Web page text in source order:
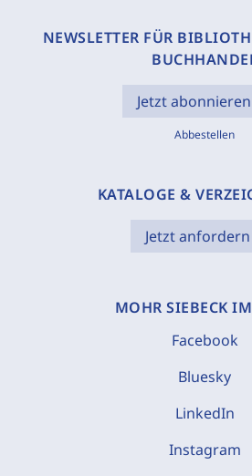
NEWSLETTER FÜR
Jetzt abonnieren
Abbestellen
KATALOGE &
Jetzt anfordern
MOHR SIEBECK
Facebook
Bluesky
LinkedIn
Instagram